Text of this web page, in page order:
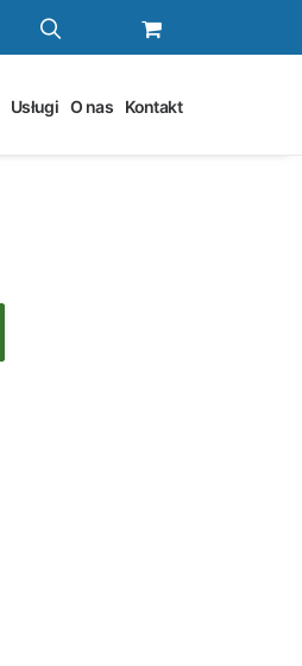
Usługi O nas Kontakt